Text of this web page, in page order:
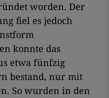
worden. Der
fiel es jedoch
konnte das
etwa fünfzig
bestand, nur mit
So wurden in den